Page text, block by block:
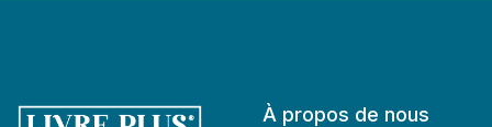
À propos de nous